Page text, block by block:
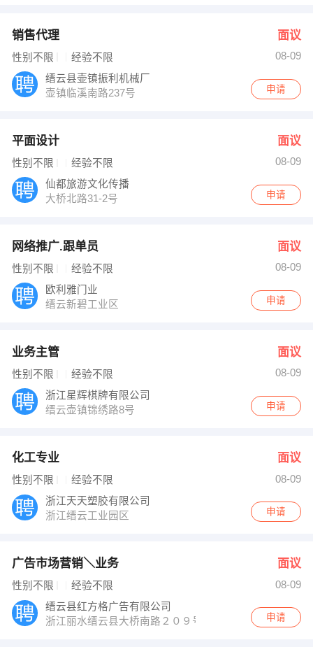
销售代理 面议
性别不限 经验不限
08-09
缙云县壶镇振利机械厂
壶镇临溪南路237号
申请
平面设计 面议
性别不限 经验不限
08-09
仙都旅游文化传播
大桥北路31-2号
申请
网络推广.跟单员 面议
性别不限 经验不限
08-09
欧利雅门业
缙云新碧工业区
申请
业务主管 面议
性别不限 经验不限
08-09
浙江星辉棋牌有限公司
缙云壶镇锦绣路8号
申请
化工专业 面议
性别不限 经验不限
08-09
浙江天天塑胶有限公司
浙江缙云工业园区
申请
广告市场营销＼业务 面议
性别不限 经验不限
08-09
缙云县红方格广告有限公司
浙江丽水缙云县大桥南路２０９号
申请